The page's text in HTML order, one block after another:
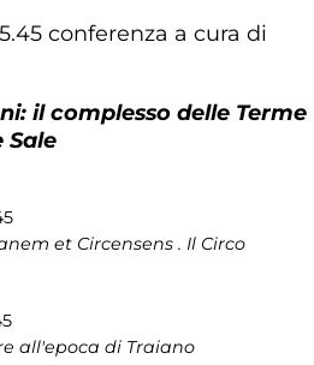
conferenza a cura di
il complesso delle Terme
Sale
et Circensens . Il Circo
all'epoca di Traiano